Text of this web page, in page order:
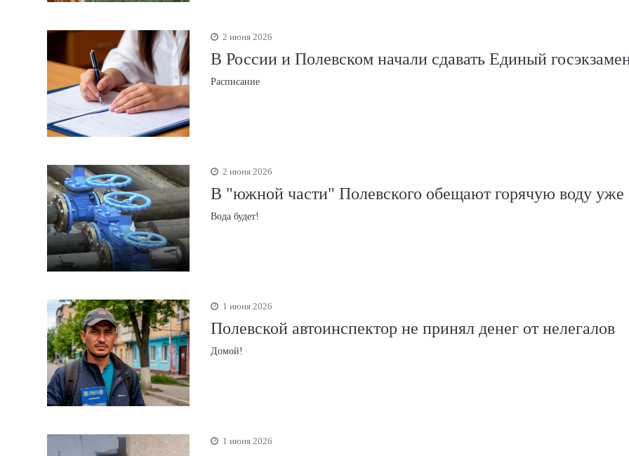
2 июня 2026
В России и Полевском начали сдавать Единый
Расписание
2 июня 2026
В "южной части" Полевского обещают горячую воду уже
Вода будет!
1 июня 2026
Полевской автоинспектор не принял денег от нелегалов
Домой!
1 июня 2026